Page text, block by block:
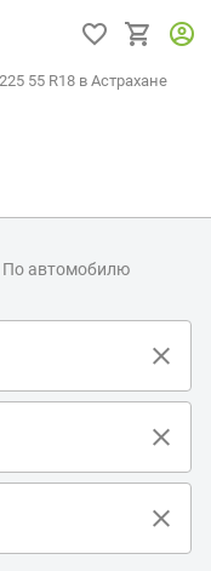
55 R18 в Астрахане
По автомобилю